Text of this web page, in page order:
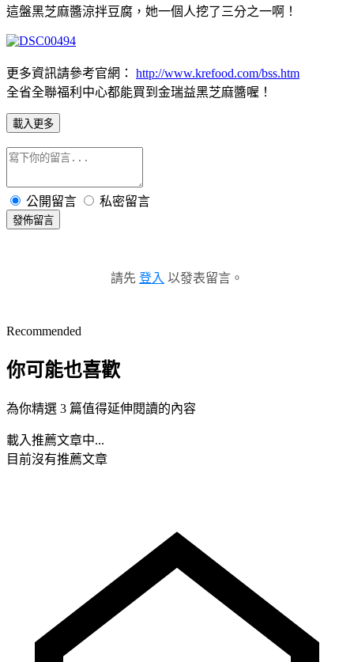
這盤黑芝麻醬涼拌豆腐，她一個人挖了三分之一啊！
更多資訊請參考官網： http://www.krefood.com/bss.htm
全省全聯福利中心都能買到金瑞益黑芝麻醬喔！
載入更多
公開留言 私密留言
發佈留言
請先 登入 以發表留言。
Recommended
你可能也喜歡
為你精選 3 篇值得延伸閱讀的內容
載入推薦文章中...
目前沒有推薦文章